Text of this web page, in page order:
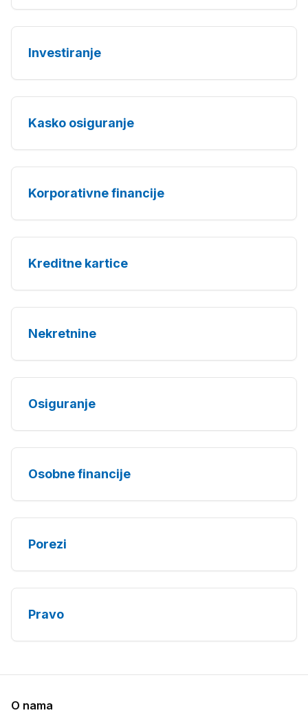
Investiranje
Kasko osiguranje
Korporativne financije
Kreditne kartice
Nekretnine
Osiguranje
Osobne financije
Porezi
Pravo
O nama